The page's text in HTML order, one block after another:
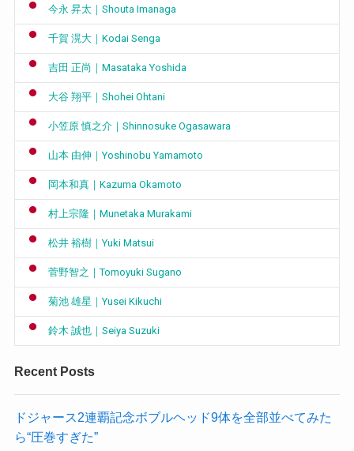
今永 昇太｜Shouta Imanaga
千賀 滉大｜Kodai Senga
吉田 正尚｜Masataka Yoshida
大谷 翔平｜Shohei Ohtani
小笠原 慎之介｜Shinnosuke Ogasawara
山本 由伸｜Yoshinobu Yamamoto
岡本和真｜Kazuma Okamoto
村上宗隆｜Munetaka Murakami
松井 裕樹｜Yuki Matsui
菅野智之｜Tomoyuki Sugano
菊池 雄星｜Yusei Kikuchi
鈴木 誠也｜Seiya Suzuki
Recent Posts
ドジャース2連覇記念ボブルヘッド9体を全部並べてみた
ら“圧巻すぎた”